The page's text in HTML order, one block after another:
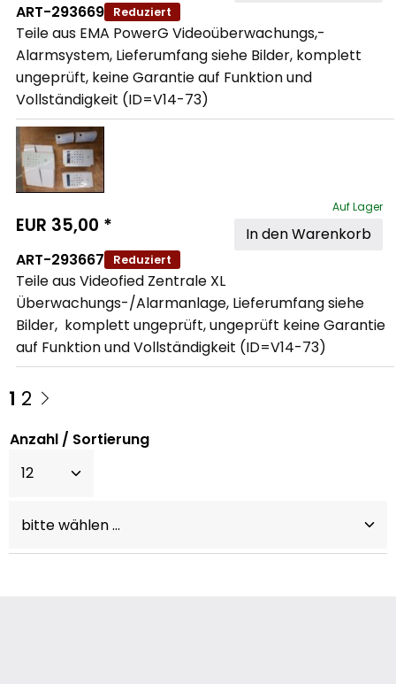
ART-293669 Reduziert
Teile aus EMA PowerG Videoüberwachungs,-
Alarmsystem, Lieferumfang siehe Bilder, komplett
ungeprüft, keine Garantie auf Funktion und
Vollständigkeit (ID=V14-73)
ART-293667 Reduziert
Teile aus Videofied Zentrale XL
Überwachungs-/Alarmanlage, Lieferumfang siehe
Bilder,  komplett ungeprüft, ungeprüft keine Garantie
auf Funktion und Vollständigkeit (ID=V14-73)
EUR 35,00 *
Auf Lager
In den Warenkorb
1 2
Anzahl / Sortierung